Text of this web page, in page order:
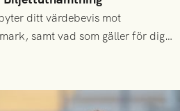
ditt värdebevis mot
samt vad som gäller för dig
förhinder.